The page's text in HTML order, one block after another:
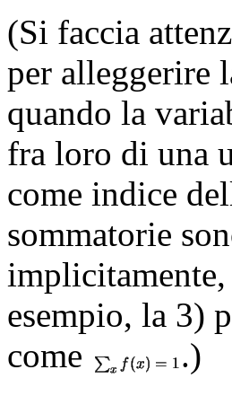
(Si faccia
per alleggerire
quando la
fra loro di una
come indice
sommatorie
esempio, la 3)
come
.)